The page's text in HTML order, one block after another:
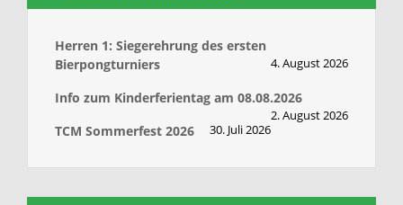
Herren 1: Siegerehrung des ersten
Bierpongturniers
4. August 2026
Info zum Kinderferientag am 08.08.2026
2. August 2026
TCM Sommerfest 2026 30. Juli 2026